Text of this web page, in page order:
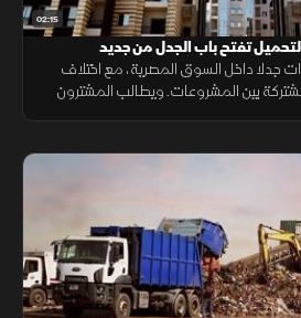
02:15
تفتح باب الجدل من جديد
جدلا داخل السوق المصرية، مع اختلاف
بين المشروعات. ويطالب المشترون